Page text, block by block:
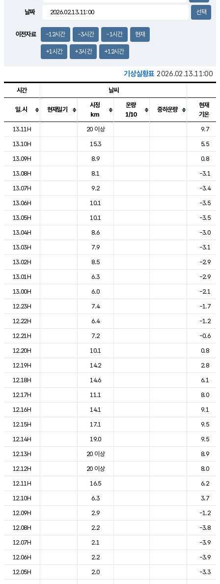
0.3m/s
날짜
이전자료 -12시간 -3시간 -1시간 현재
+1시간 +3시간 +12시간
기상실황표 2026.02.13.11:00
도시별 기상실황표로 지점, 날씨, 기온, 강수, 바람, 기압등을 안내한 표입
시간 날씨
일.시 현재일기
시정
km
운량
1/10
중하운량
현재
기온
13.11H
20 이상
9.7
13.10H
15.3
5.5
13.09H
8.9
0.8
13.08H
8.1
-3.1
13.07H
9.2
-3.4
13.06H
10.1
-3.5
13.05H
10.1
-3.5
13.04H
8.6
-3.0
13.03H
7.9
-3.1
13.02H
8.5
-2.9
13.01H
6.3
-2.9
13.00H
6.0
-2.1
12.23H
7.4
-1.7
12.22H
6.4
-1.2
12.21H
7.2
-0.6
12.20H
10.1
0.8
12.19H
14.2
2.8
12.18H
14.6
6.1
12.17H
11.1
8.0
12.16H
14.1
9.1
12.15H
17.1
9.5
12.14H
19.0
9.5
12.13H
20 이상
8.9
12.12H
20 이상
8.0
12.11H
16.5
6.2
12.10H
6.3
3.7
12.09H
2.9
-1.2
12.08H
2.2
-3.8
12.07H
2.1
-3.9
12.06H
2.2
-3.9
12.05H
2.0
-3.3